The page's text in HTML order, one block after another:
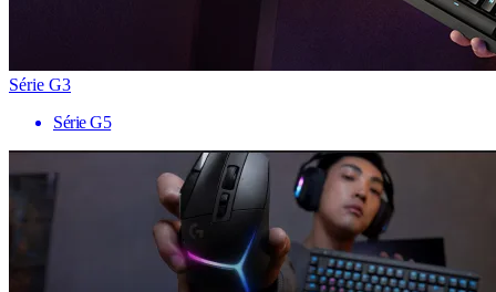
Série G3
Série G5